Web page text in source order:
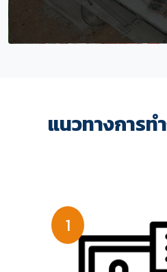
แนวทางการท
1